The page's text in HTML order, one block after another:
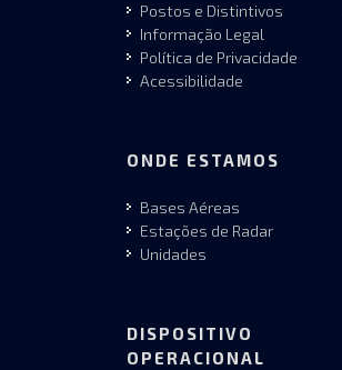
Postos e Distintivos
Informação Legal
Política de Privacidade
Acessibilidade
ONDE ESTAMOS
Bases Aéreas
Estações de Radar
Unidades
DISPOSITIVO
OPERACIONAL